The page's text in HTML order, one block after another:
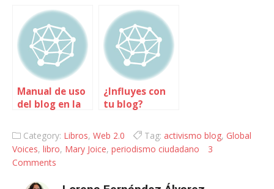
Manual de uso
del blog en la
¿Influyes con
tu blog?
Category: Libros, Web 2.0 Tag: activismo blog, Global
Voices, libro, Mary Joice, periodismo ciudadano
3
Comments